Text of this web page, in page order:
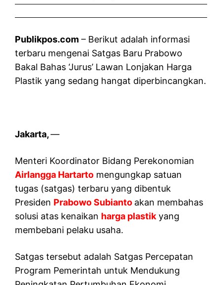
Publikpos.com – Berikut adalah informasi
terbaru mengenai Satgas Baru Prabowo
Bakal Bahas ‘Jurus’ Lawan Lonjakan Harga
Plastik yang sedang hangat diperbincangkan.
Jakarta,—
Menteri Koordinator Bidang Perekonomian
Airlangga Hartarto mengungkap satuan
tugas (satgas) terbaru yang dibentuk
Presiden Prabowo Subianto akan membahas
solusi atas kenaikan harga plastik yang
membebani pelaku usaha.
Satgas tersebut adalah Satgas Percepatan
Program Pemerintah untuk Mendukung